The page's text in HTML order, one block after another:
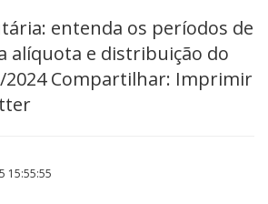
entenda os períodos de
alíquota e distribuição do
2024 Compartilhar: Imprimir
15:55:55